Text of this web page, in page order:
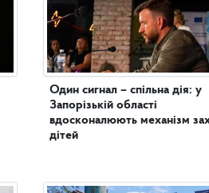
Один сигнал – спільна дія: у
Запорізькій області
вдосконалюють механізм
дітей